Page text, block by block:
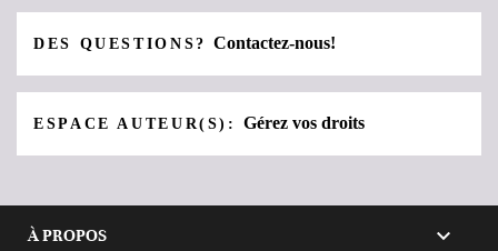
DES QUESTIONS?Contactez-nous!
ESPACE AUTEUR(S):Gérez vos droits
À PROPOS 